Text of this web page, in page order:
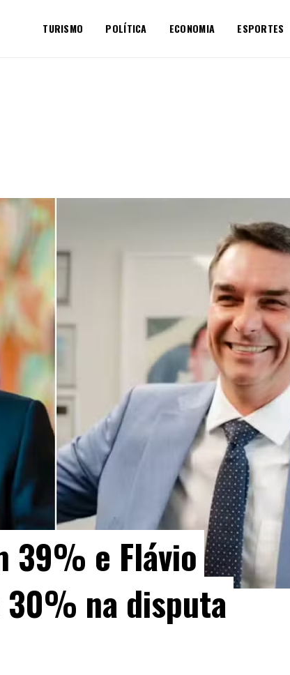
TURISMO POLÍTICA ECONOMIA ESPORTES
39% e Flávio
na disputa